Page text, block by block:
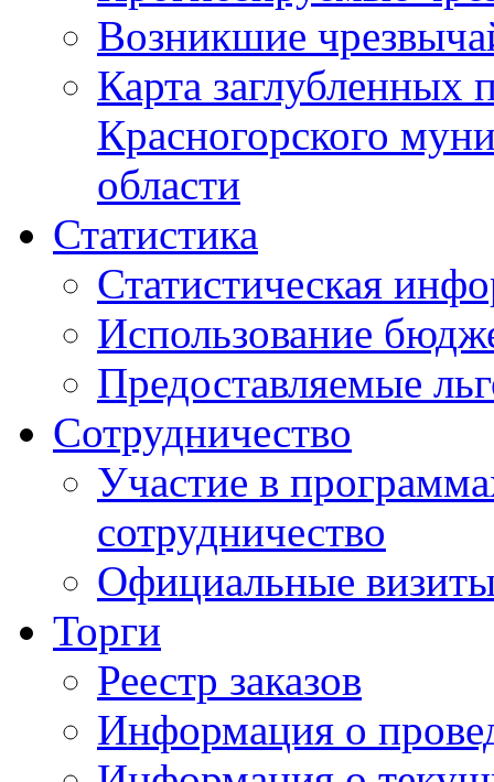
Возникшие
Карта
Красногорского
области
Статистика
Статистическая
Использование
Предоставляемые
Сотрудничество
Участие в
сотрудничество
Официальные
Торги
Реестр заказов
Информация о